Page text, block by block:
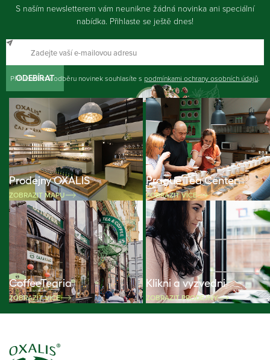
S naším newsletterem vám neunikne žádná novinka ani speciální
nabídka. Přihlaste se ještě dnes!
ODEBÍRAT
Přihlášením k odběru novinek souhlasíte s podmínkami ochrany osobních údajů.
Prodejny OXALIS
ZOBRAZIT MAPU
Prague Tea Center
ZOBRAZIT VÍCE
CoffeeTearia
ZOBRAZIT VÍCE
Klikni a vyzvedni
ZOBRAZIT PRODEJNY